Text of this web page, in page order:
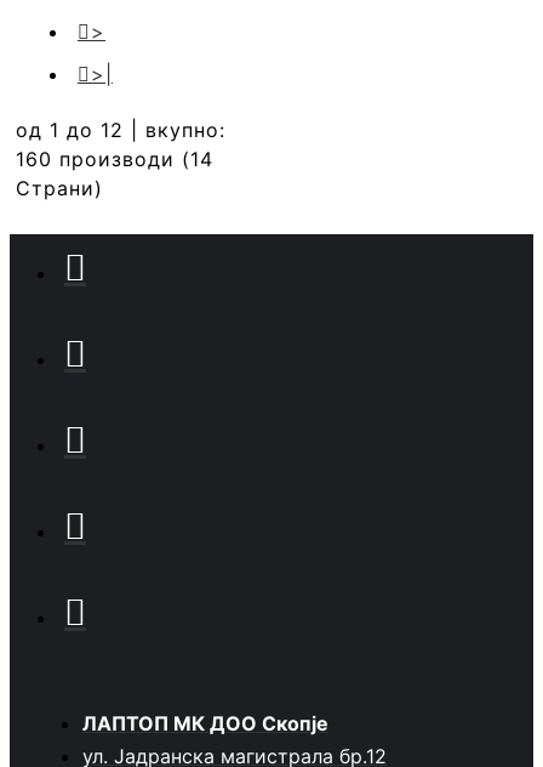
>
>|
од 1 до 12 | вкупно:
160 производи (14
Страни)
ЛАПТОП МК ДОО Скопје
ул. Јадранска магистрала бр.12